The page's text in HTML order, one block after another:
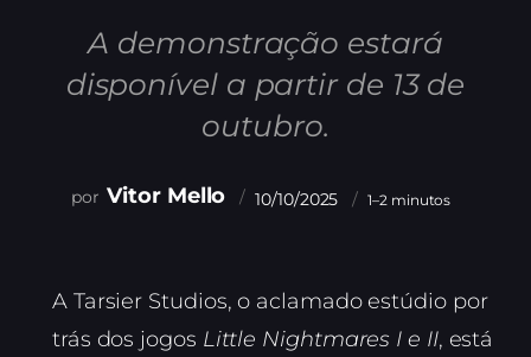
A demonstração estará
disponível a partir de 13 de
outubro.
Vitor Mello 10/10/2025 1–2 minutos
A Tarsier Studios, o aclamado estúdio por
trás dos jogos Little Nightmares I e II, está